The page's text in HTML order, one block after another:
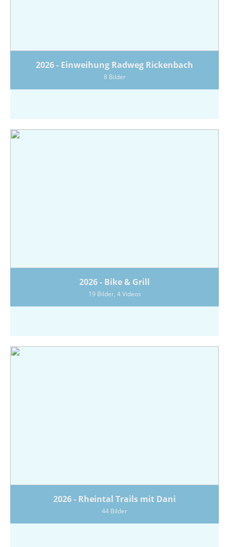
2026 - Einweihung Radweg Rickenbach
8 Bilder
2026 - Bike & Grill
19 Bilder, 4 Videos
2026 - Rheintal Trails mit Dani
44 Bilder